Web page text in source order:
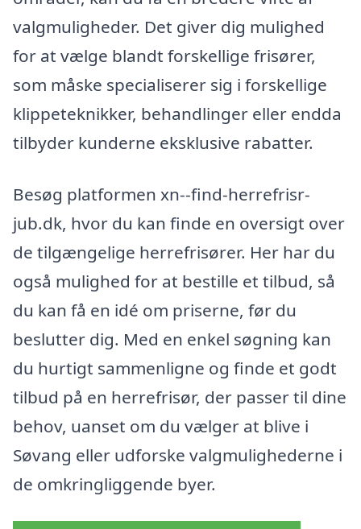
valgmuligheder. Det giver dig mulighed
for at vælge blandt forskellige frisører,
som måske specialiserer sig i forskellige
klippeteknikker, behandlinger eller endda
tilbyder kunderne eksklusive rabatter.
Besøg platformen xn--find-herrefrisr-
jub.dk, hvor du kan finde en oversigt over
de tilgængelige herrefrisører. Her har du
også mulighed for at bestille et tilbud, så
du kan få en idé om priserne, før du
beslutter dig. Med en enkel søgning kan
du hurtigt sammenligne og finde et godt
tilbud på en herrefrisør, der passer til dine
behov, uanset om du vælger at blive i
Søvang eller udforske valgmulighederne i
de omkringliggende byer.